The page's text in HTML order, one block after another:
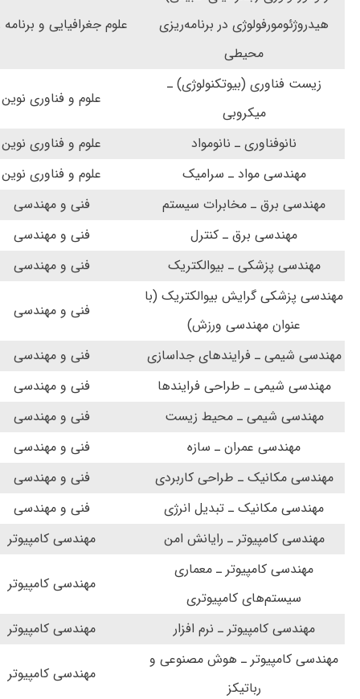
هیدروژئومورفولوژی در برنامه‌ریزی
محیطی
علوم جغرافیایی و
زیست فناوری (بیوتکنولوژی) ـ
میکروبی
علوم و فناوری نوین
نانوفناوری ـ نانومواد
علوم و فناوری نوین
مهندسی مواد ـ سرامیک
علوم و فناوری نوین
مهندسی برق ـ مخابرات سیستم
فنی و مهندسی
مهندسی برق ـ کنترل
فنی و مهندسی
مهندسی پزشکی ـ بیوالکتریک
فنی و مهندسی
مهندسی پزشکی گرایش بیوالکتریک (با
عنوان مهندسی ورزش)
فنی و مهندسی
مهندسی شیمی ـ فرایندهای جداسازی
فنی و مهندسی
مهندسی شیمی ـ طراحی فرایندها
فنی و مهندسی
مهندسی شیمی ـ محیط زیست
فنی و مهندسی
مهندسی عمران ـ سازه
فنی و مهندسی
مهندسی مکانیک ـ طراحی کاربردی
فنی و مهندسی
مهندسی مکانیک ـ تبدیل انرژی
فنی و مهندسی
مهندسی کامپیوتر ـ رایانش امن
مهندسی کامپیوتر
مهندسی کامپیوتر ـ معماری
سیستم‌های کامپیوتری
مهندسی کامپیوتر
مهندسی کامپیوتر ـ نرم افزار
مهندسی کامپیوتر
مهندسی کامپیوتر ـ هوش مصنوعی و
رباتیکز
مهندسی کامپیوتر